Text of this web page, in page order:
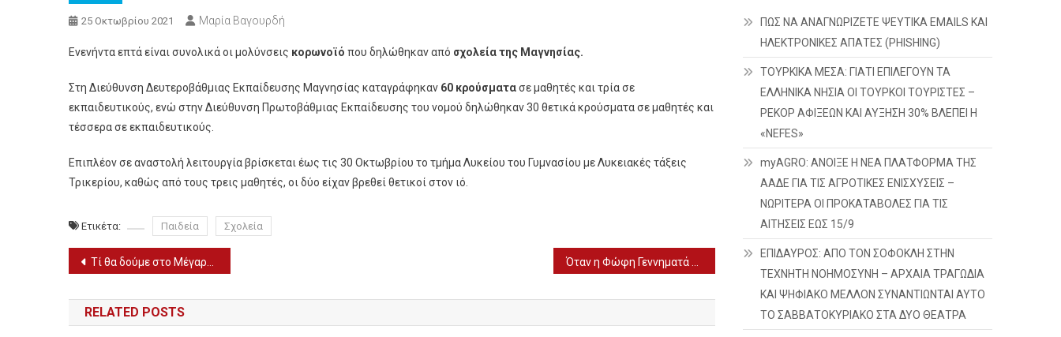
25 Οκτωβρίου 2021 Μαρία Βαγουρδή
Ενενήντα επτά είναι συνολικά οι μολύνσεις κορωνοϊό που δηλώθηκαν από σχολεία της Μαγνησίας.
Στη Διεύθυνση Δευτεροβάθμιας Εκπαίδευσης Μαγνησίας καταγράφηκαν 60 κρούσματασε μαθητές και τρία σε
εκπαιδευτικούς, ενώ στην Διεύθυνση Πρωτοβάθμιας Εκπαίδευσης του νομού δηλώθηκαν 30 θετικά κρούσματα σε μαθητές και
τέσσερα σε εκπαιδευτικούς.
Επιπλέον σε αναστολή λειτουργία βρίσκεται έως τις 30 Οκτωβρίου το τμήμα Λυκείου του Γυμνασίου με Λυκειακές τάξεις
Τρικερίου, καθώς από τους τρεις μαθητές, οι δύο είχαν βρεθεί θετικοί στον ιό.
Ετικέτα: Παιδεία Σχολεία
Πλοήγηση
άρθρων
Τί θα δούμε στο Μέγαρο Μουσικής Θεσσαλονίκης τον Νοέμβριο Όταν η Φώφη Γεννηματά μιλούσε για τον καρκίνο και τα παιδιά της
RELATED POSTS
ΠΩΣ ΝΑ ΑΝΑΓΝΩΡΙΖΕΤΕ ΨΕΥΤΙΚΑ EMAILS ΚΑΙ
ΗΛΕΚΤΡΟΝΙΚΕΣ ΑΠΑΤΕΣ (PHISHING)
ΤΟΥΡΚΙΚΑ ΜΕΣΑ: ΓΙΑΤΙ ΕΠΙΛΕΓΟΥΝ ΤΑ
ΕΛΛΗΝΙΚΑ ΝΗΣΙΑ ΟΙ ΤΟΥΡΚΟΙ ΤΟΥΡΙΣΤΕΣ –
ΡΕΚΟΡ ΑΦΙΞΕΩΝ ΚΑΙ ΑΥΞΗΣΗ 30% ΒΛΕΠΕΙ Η
«NEFES»
myAGRO: ΑΝΟΙΞΕ Η ΝΕΑ ΠΛΑΤΦΟΡΜΑ ΤΗΣ
ΑΑΔΕ ΓΙΑ ΤΙΣ ΑΓΡΟΤΙΚΕΣ ΕΝΙΣΧΥΣΕΙΣ –
ΝΩΡΙΤΕΡΑ ΟΙ ΠΡΟΚΑΤΑΒΟΛΕΣ ΓΙΑ ΤΙΣ
ΑΙΤΗΣΕΙΣ ΕΩΣ 15/9
ΕΠΙΔΑΥΡΟΣ: ΑΠΟ ΤΟΝ ΣΟΦΟΚΛΗ ΣΤΗΝ
ΤΕΧΝΗΤΗ ΝΟΗΜΟΣΥΝΗ – ΑΡΧΑΙΑ ΤΡΑΓΩΔΙΑ
ΚΑΙ ΨΗΦΙΑΚΟ ΜΕΛΛΟΝ ΣΥΝΑΝΤΙΩΝΤΑΙ ΑΥΤΟ
ΤΟ ΣΑΒΒΑΤΟΚΥΡΙΑΚΟ ΣΤΑ ΔΥΟ ΘΕΑΤΡΑ